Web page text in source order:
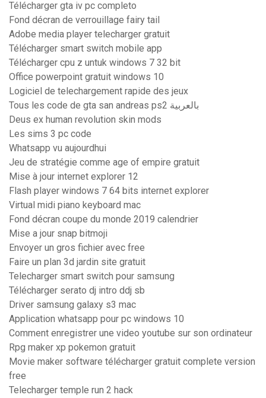
Télécharger gta iv pc completo
Fond décran de verrouillage fairy tail
Adobe media player telecharger gratuit
Télécharger smart switch mobile app
Télécharger cpu z untuk windows 7 32 bit
Office powerpoint gratuit windows 10
Logiciel de telechargement rapide des jeux
Tous les code de gta san andreas ps2 بالعربية
Deus ex human revolution skin mods
Les sims 3 pc code
Whatsapp vu aujourdhui
Jeu de stratégie comme age of empire gratuit
Mise à jour internet explorer 12
Flash player windows 7 64 bits internet explorer
Virtual midi piano keyboard mac
Fond décran coupe du monde 2019 calendrier
Mise a jour snap bitmoji
Envoyer un gros fichier avec free
Faire un plan 3d jardin site gratuit
Telecharger smart switch pour samsung
Télécharger serato dj intro ddj sb
Driver samsung galaxy s3 mac
Application whatsapp pour pc windows 10
Comment enregistrer une video youtube sur son ordinateur
Rpg maker xp pokemon gratuit
Movie maker software télécharger gratuit complete version
free
Telecharger temple run 2 hack